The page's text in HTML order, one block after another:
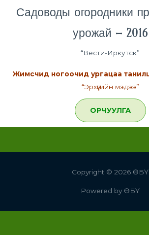
Садоводы огородники
урожай – 2016
“Вести-Иркутск”
Жимсчид ногоочид ургацаа
“Эрхүүгийн мэдээ”
ОРЧУУЛГА
Copyright © 2026 ӨБҮ
Powered by ӨБҮ